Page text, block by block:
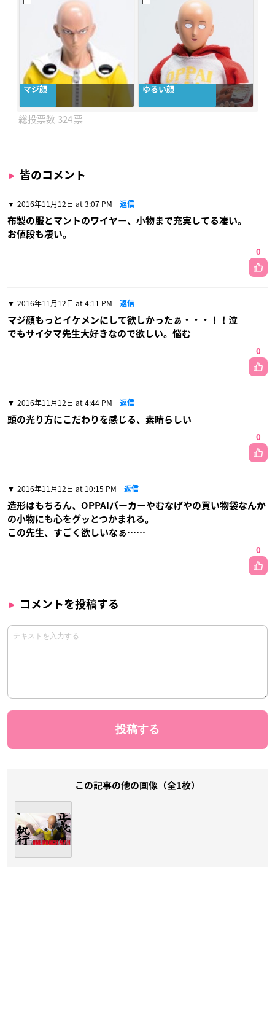
マジ顔 ゆるい顔
324
皆のコメント
2016年11月12日 at 3:07 PM 返信
布製の服とマントのワイヤー、小物まで充実してる凄い。
お値段も凄い。
0
2016年11月12日 at 4:11 PM 返信
マジ顔もっとイケメンにして欲しかったぁ・・・！！泣
でもサイタマ先生大好きなので欲しい。悩む
0
2016年11月12日 at 4:44 PM 返信
頭の光り方にこだわりを感じる、素晴らしい
0
2016年11月12日 at 10:15 PM 返信
造形はもちろん、OPPAIパーカーやむなげやの買い物袋なんか
の小物にも心をグッとつかまれる。
この先生、すごく欲しいなぁ……
0
コメントを投稿する
この記事の他の画像（全1枚）